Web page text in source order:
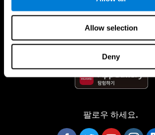
Allow selection
Deny
팔로우 하세요.